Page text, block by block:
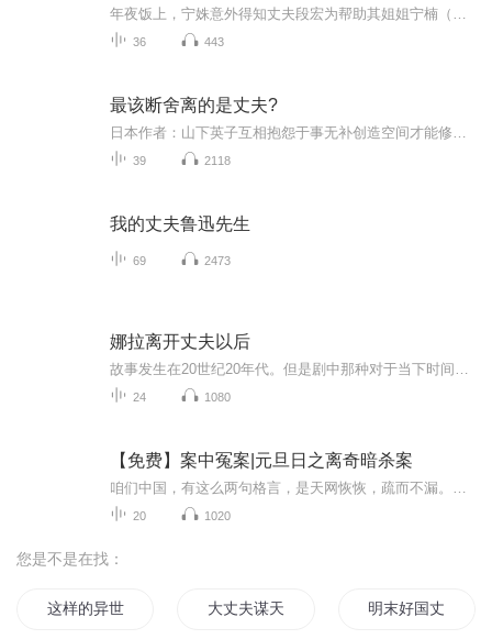
36 443
最该断舍离的是丈夫?
39 2118
我的丈夫鲁迅先生
69 2473
娜拉离开丈夫以后
24 1080
【免费】案中冤案|元旦日之离奇暗杀案
20 1020
您是不是在找：
这样的异世之旅真的大丈夫大丈夫谋天下 明末好国丈